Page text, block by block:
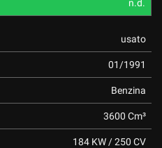
n.d.
usato
01/1991
Benzina
3600 Cm³
184 KW / 250 CV